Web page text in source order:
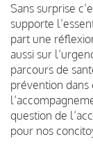
Sans surprise
supporte
part une
aussi sur
parcours de
prévention dans
question de
pour nos